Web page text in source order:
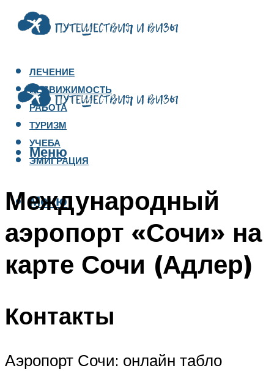
ЛЕЧЕНИЕ
НЕДВИЖИМОСТЬ
РАБОТА
ТУРИЗМ
УЧЕБА
ЭМИГРАЦИЯ
Меню
Меню
Международный
аэропорт «Сочи» на
карте Сочи (Адлер)
Контакты
Аэропорт Сочи: онлайн табло